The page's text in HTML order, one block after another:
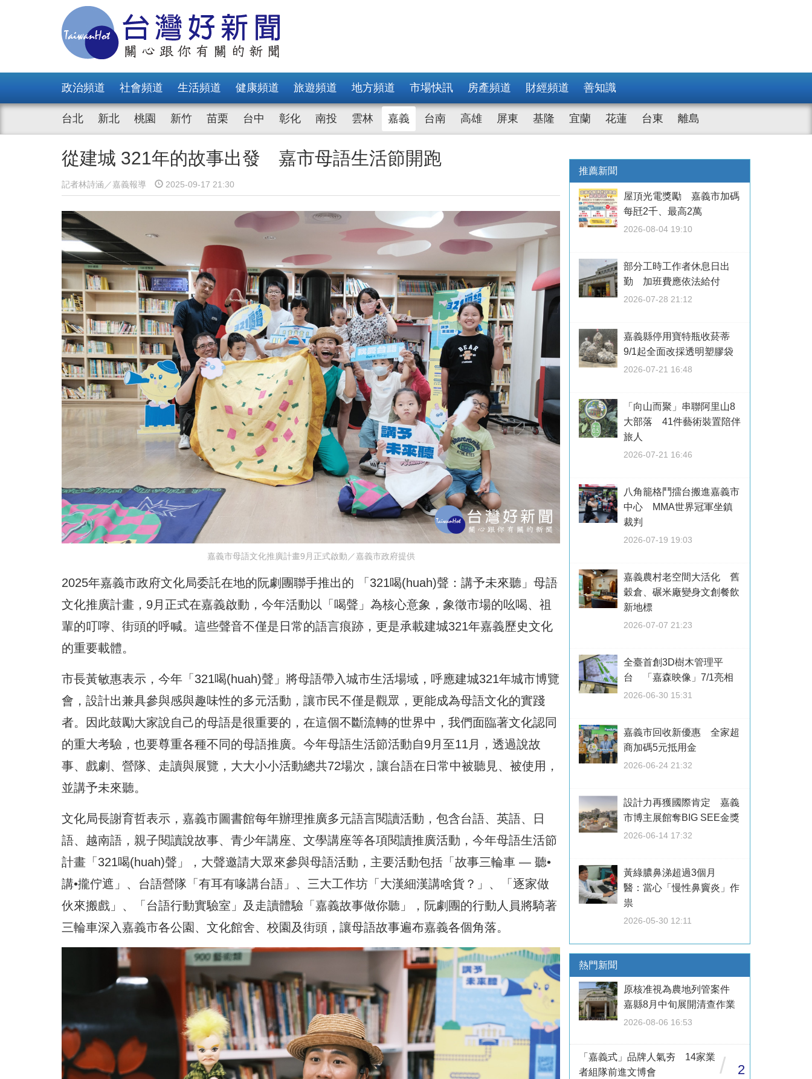
政治頻道 社會頻道 生活頻道 健康頻道 旅遊頻道 地方頻道 市場快訊 房產頻道 財經頻道 善知識
台北 新北 桃園 新竹 苗栗 台中 彰化 南投 雲林 嘉義 台南 高雄 屏東 基隆 宜蘭 花蓮 台東 離島
從建城 321年的故事出發 嘉市母語生活節開跑
記者林詩涵／嘉義報導 2025-09-17 21:30
嘉義市母語文化推廣計畫9月正式啟動／嘉義市政府提供
2025年嘉義市政府文化局委託在地的阮劇團聯手推出的 「321喝(huah)聲：講予未來聽」母語
文化推廣計畫，9月正式在嘉義啟動，今年活動以「喝聲」為核心意象，象徵市場的吆喝、祖
輩的叮嚀、街頭的呼喊。這些聲音不僅是日常的語言痕跡，更是承載建城321年嘉義歷史文化
的重要載體。
市長黃敏惠表示，今年「321喝(huah)聲」將母語帶入城市生活場域，呼應建城321年城市博覽
會，設計出兼具參與感與趣味性的多元活動，讓市民不僅是觀眾，更能成為母語文化的實踐
者。因此鼓勵大家說自己的母語是很重要的，在這個不斷流轉的世界中，我們面臨著文化認同
的重大考驗，也要尊重各種不同的母語推廣。今年母語生活節活動自9月至11月，透過說故
事、戲劇、營隊、走讀與展覽，大大小小活動總共72場次，讓台語在日常中被聽見、被使用，
並講予未來聽。
文化局長謝育哲表示，嘉義市圖書館每年辦理推廣多元語言閱讀活動，包含台語、英語、日
語、越南語，親子閱讀說故事、青少年講座、文學講座等各項閱讀推廣活動，今年母語生活節
計畫「321喝(huah)聲」，大聲邀請大眾來參與母語活動，主要活動包括「故事三輪車 — 聽•
講•攏佇遮」、台語營隊「有耳有喙講台語」、三大工作坊「大漢細漢講啥貨？」、「逐家做
伙來搬戲」、「台語行動實驗室」及走讀體驗「嘉義故事做你聽」，阮劇團的行動人員將騎著
三輪車深入嘉義市各公園、文化館舍、校園及街頭，讓母語故事遍布嘉義各個角落。
推薦新聞
屋頂光電獎勵 嘉義市加碼
每瓩2千、最高2萬
2026-08-04 19:10
部分工時工作者休息日出
勤 加班費應依法給付
2026-07-28 21:12
嘉義縣停用寶特瓶收菸蒂
9/1起全面改採透明塑膠袋
2026-07-21 16:48
「向山而聚」串聯阿里山8
大部落 41件藝術裝置陪伴
旅人
2026-07-21 16:46
八角籠格鬥擂台搬進嘉義市
中心 MMA世界冠軍坐鎮
裁判
2026-07-19 19:03
嘉義農村老空間大活化 舊
穀倉、碾米廠變身文創餐飲
新地標
2026-07-07 21:23
全臺首創3D樹木管理平
台 「嘉森映像」7/1亮相
2026-06-30 15:31
嘉義市回收新優惠 全家超
商加碼5元抵用金
2026-06-24 21:32
設計力再獲國際肯定 嘉義
市博主展館奪BIG SEE金獎
2026-06-14 17:32
黃綠膿鼻涕超過3個月
醫：當心「慢性鼻竇炎」作
祟
2026-05-30 12:11
熱門新聞
原核准視為農地列管案件
嘉縣8月中旬展開清查作業
2026-08-06 16:53
「嘉義式」品牌人氣夯 14家業
者組隊前進文博會
/ 2